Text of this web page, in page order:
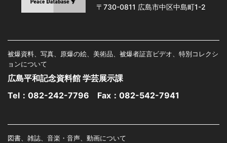
〒730-0811 広島市中区中島町1-2
被爆資料、写真、原爆の絵、美術品、被爆者証言ビデオ、特別コレクシ
ョンについて
広島平和記念資料館 学芸展示課
Tel： 082-242-7796 Fax：082-542-7941
図書、雑誌、音楽・音声、動画について